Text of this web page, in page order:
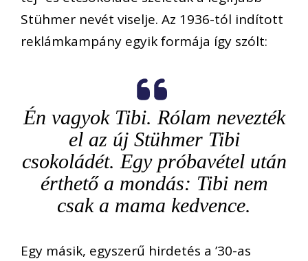
Stühmer nevét viselje. Az 1936-tól indított
reklámkampány egyik formája így szólt:
Én vagyok Tibi. Rólam nevezték
el az új Stühmer Tibi
csokoládét. Egy próbavétel után
érthető a mondás: Tibi nem
csak a mama kedvence.
Egy másik, egyszerű hirdetés a ’30-as